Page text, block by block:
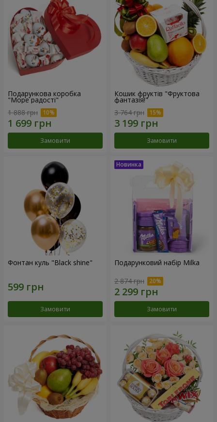
Подарункова коробка
"Море радості"
1 888 грн
Замовити
Кошик фруктів "Фруктова
фантазія!"
3 764 грн
Замовити
Фонтан куль "Black shine"
Замовити
Подарунковий набір Milka
2 874 грн
Замовити